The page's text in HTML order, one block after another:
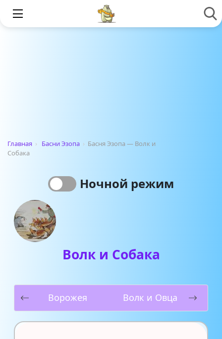
Главная › Басни Эзопа › Басня Эзопа — Волк и
Собака
Ночной режим
Волк и Собака
Ворожея Волк и Овца